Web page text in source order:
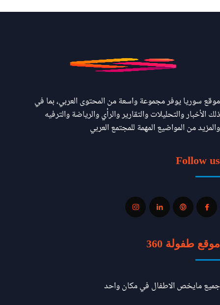
موقع سوريا يوفر مجموعة واسعة من المحتوى العربي، بما في
ذلك الأخبار والتحليلات والتقارير والرأي والرياضة والترفيه
والمزيد من المواضيع المهمة للمجتمع العربي
Follow us
موقع طفولة 360
جميع مايخص الاطفال في مكان واحد